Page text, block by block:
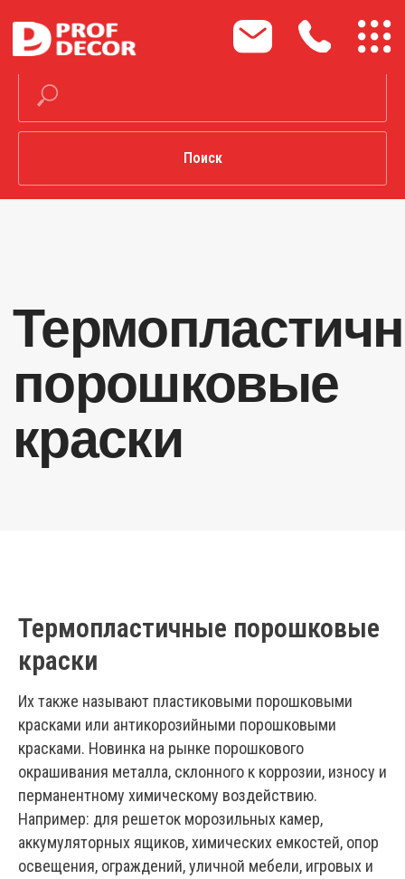
Поиск
краски
Термопластичные порошковые
краски
Их также называют пластиковыми порошковыми
красками или антикорозийными порошковыми
красками. Новинка на рынке порошкового
окрашивания металла, склонного к коррозии, износу и
перманентному химическому воздействию.
Например: для решеток морозильных камер,
аккумуляторных ящиков, химических емкостей, опор
освещения, ограждений, уличной мебели, игровых и